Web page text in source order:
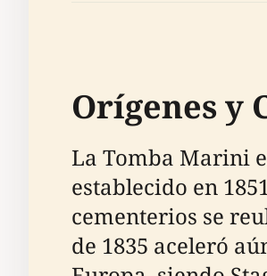
Orígenes y
La Tomba Marini
establecido en
cementerios se
de 1835 aceleró